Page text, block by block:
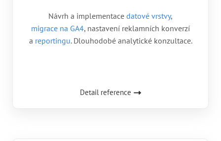
Návrh a implementace datové vrstvy,
migrace na GA4, nastavení reklamních konverzí
a reportingu. Dlouhodobé analytické konzultace.
Detail reference